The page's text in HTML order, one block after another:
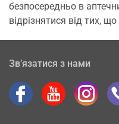
безпосередньо в
відрізнятися від тих,
Зв’язатися з нами